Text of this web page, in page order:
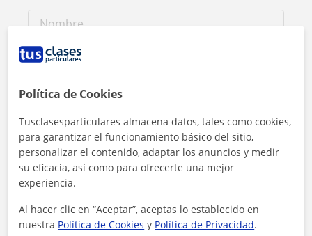
Al hacer clic, aceptas nuestroaviso legaly deprivacidad
Política de Cookies
Tusclasesparticulares almacena datos, tales como cookies,
para garantizar el funcionamiento básico del sitio,
personalizar el contenido, adaptar los anuncios y medir
su eficacia, así como para ofrecerte una mejor
experiencia.
Al hacer clic en “Aceptar”, aceptas lo establecido en
nuestra Política de Cookies y Política de Privacidad.